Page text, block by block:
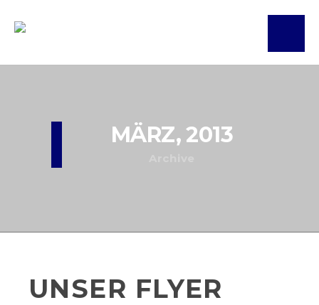
MÄRZ, 2013
UNSER FLYER